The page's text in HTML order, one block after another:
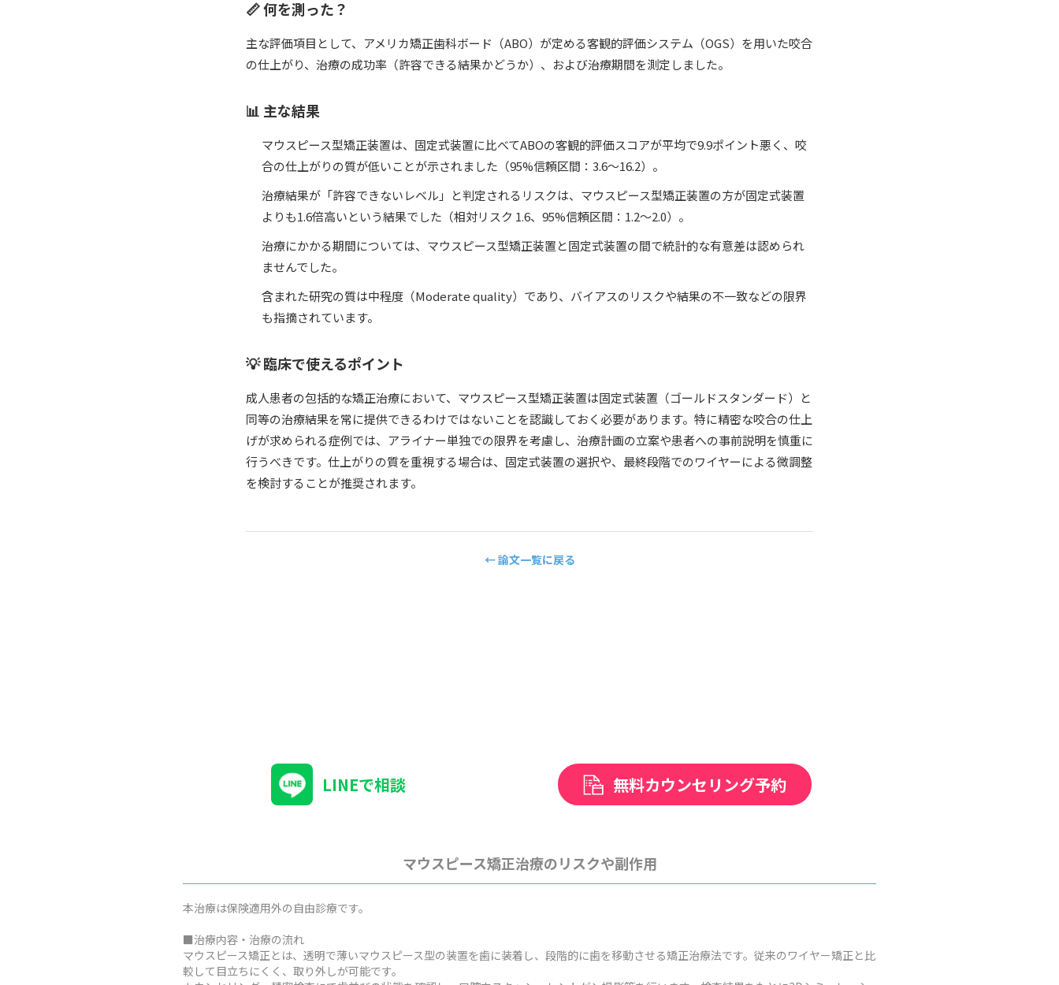
📏 何を測った？
主な評価項目として、アメリカ矯正歯科ボード（ABO）が定める客観的評価システム（OGS）を用いた咬合
の仕上がり、治療の成功率（許容できる結果かどうか）、および治療期間を測定しました。
📊 主な結果
マウスピース型矯正装置は、固定式装置に比べてABOの客観的評価スコアが平均で9.9ポイント悪く、咬
合の仕上がりの質が低いことが示されました（95%信頼区間：3.6〜16.2）。
治療結果が「許容できないレベル」と判定されるリスクは、マウスピース型矯正装置の方が固定式装置
よりも1.6倍高いという結果でした（相対リスク 1.6、95%信頼区間：1.2〜2.0）。
治療にかかる期間については、マウスピース型矯正装置と固定式装置の間で統計的な有意差は認められ
ませんでした。
含まれた研究の質は中程度（Moderate quality）であり、バイアスのリスクや結果の不一致などの限界
も指摘されています。
💡 臨床で使えるポイント
成人患者の包括的な矯正治療において、マウスピース型矯正装置は固定式装置（ゴールドスタンダード）と
同等の治療結果を常に提供できるわけではないことを認識しておく必要があります。特に精密な咬合の仕上
げが求められる症例では、アライナー単独での限界を考慮し、治療計画の立案や患者への事前説明を慎重に
行うべきです。仕上がりの質を重視する場合は、固定式装置の選択や、最終段階でのワイヤーによる微調整
を検討することが推奨されます。
← 論文一覧に戻る
LINEで相談 無料カウンセリング予約
マウスピース矯正治療のリスクや副作用
本治療は保険適用外の自由診療です。
■治療内容・治療の流れ
マウスピース矯正とは、透明で薄いマウスピース型の装置を歯に装着し、段階的に歯を移動させる矯正治療法です。従来のワイヤー矯正と比
較して目立ちにくく、取り外しが可能です。